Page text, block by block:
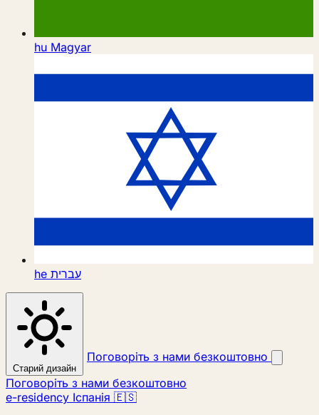
hu Magyar
he עברית
Старий дизайн
Поговоріть з нами безкоштовно
Поговоріть з нами безкоштовно
e-residency Іспанія 🇪🇸